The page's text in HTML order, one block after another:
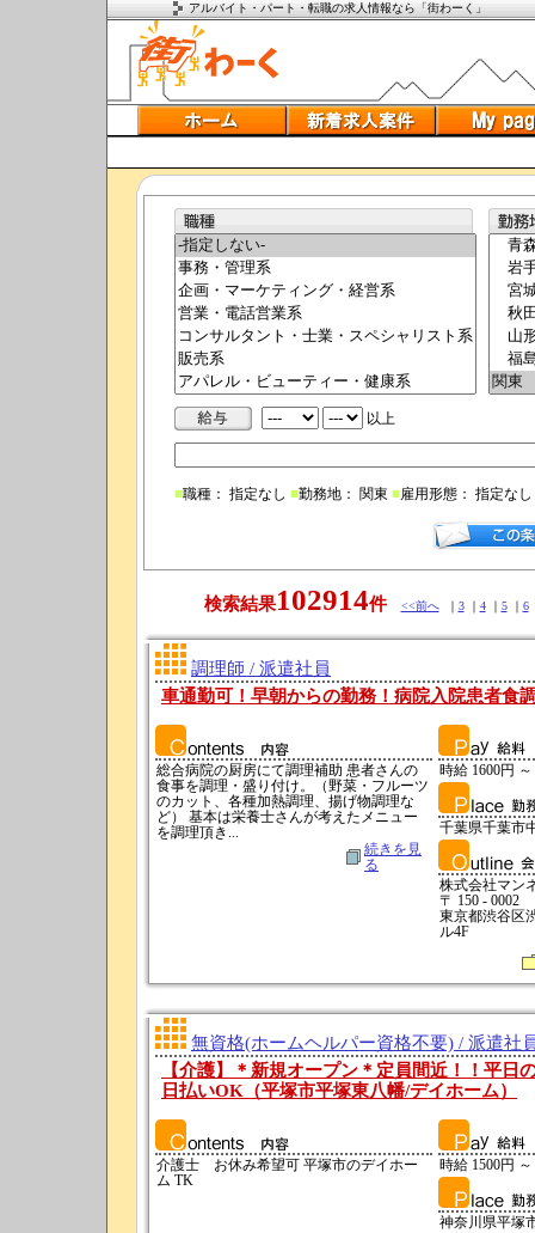
アルバイト・パート・転職の求人情報なら「街わーく」
以上
■職種： 指定なし ■勤務地： 関東 ■雇用形態： 指定なし
検索結果102914件 <<前へ｜ 3｜ 4｜ 5｜ 6
調理師 / 派遣社員
車通勤可！早朝からの勤務！病院入院患者食
総合病院の厨房にて調理補助 患者さんの
食事を調理・盛り付け。（野菜・フルーツ
のカット、各種加熱調理、揚げ物調理な
ど） 基本は栄養士さんが考えたメニュー
を調理頂き...
続きを見
る
時給 1600円 ～
千葉県千葉市
株式会社マン
〒 150 - 0002
東京都渋谷区
ル4F
無資格(ホームヘルパー資格不要) / 派遣社
【介護】＊新規オープン＊定員間近！！平日
日払いOK（平塚市平塚東八幡/デイホーム）
介護士 お休み希望可 平塚市のデイホー
ム TK
時給 1500円 ～
神奈川県平塚